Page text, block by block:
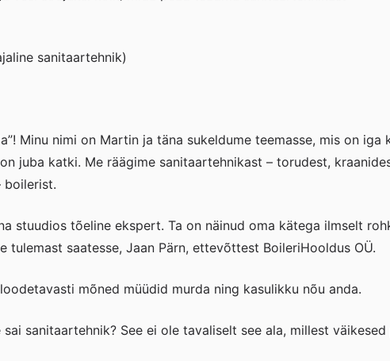
sanitaartehnik)
Minu nimi on Martin ja täna sukeldume teemasse, mis on iga
juba katki. Me räägime sanitaartehnikast – torudest,
boilerist.
stuudios tõeline ekspert. Ta on näinud oma kätega ilmselt
saatesse, Jaan Pärn, ettevõttest BoileriHooldus OÜ.
mõned müüdid murda ning kasulikku nõu anda.
sanitaartehnik? See ei ole tavaliselt see ala, millest